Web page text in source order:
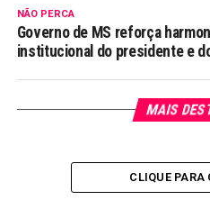
NÃO PERCA
Governo de MS reforça
institucional do presidente e
MAIS
CLIQUE PARA